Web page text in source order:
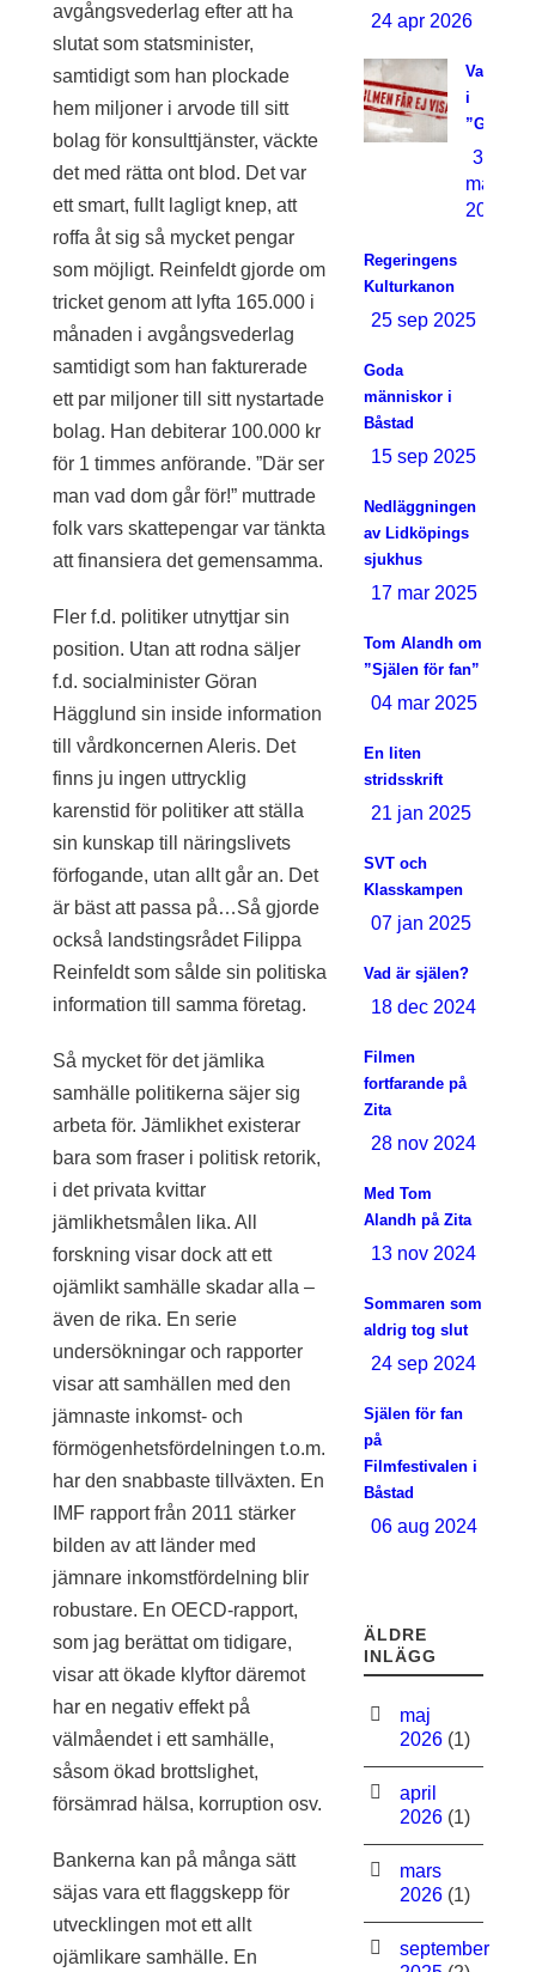
avgångsvederlag efter att ha
slutat som statsminister,
samtidigt som han plockade
hem miljoner i arvode till sitt
bolag för konsulttjänster, väckte
det med rätta ont blod. Det var
ett smart, fullt lagligt knep, att
roffa åt sig så mycket pengar
som möjligt. Reinfeldt gjorde om
tricket genom att lyfta 165.000 i
månaden i avgångsvederlag
samtidigt som han fakturerade
ett par miljoner till sitt nystartade
bolag. Han debiterar 100.000 kr
för 1 timmes anförande. ”Där ser
man vad dom går för!” muttrade
folk vars skattepengar var tänkta
att finansiera det gemensamma.
Fler f.d. politiker utnyttjar sin
position. Utan att rodna säljer
f.d. socialminister Göran
Hägglund sin inside information
till vårdkoncernen Aleris. Det
finns ju ingen uttrycklig
karenstid för politiker att ställa
sin kunskap till näringslivets
förfogande, utan allt går an. Det
är bäst att passa på…Så gjorde
också landstingsrådet Filippa
Reinfeldt som sålde sin politiska
information till samma företag.
Så mycket för det jämlika
samhälle politikerna säjer sig
arbeta för. Jämlikhet existerar
bara som fraser i politisk retorik,
i det privata kvittar
jämlikhetsmålen lika. All
forskning visar dock att ett
ojämlikt samhälle skadar alla –
även de rika. En serie
undersökningar och rapporter
visar att samhällen med den
jämnaste inkomst- och
förmögenhetsfördelningen t.o.m.
har den snabbaste tillväxten. En
IMF rapport från 2011 stärker
bilden av att länder med
jämnare inkomstfördelning blir
robustare. En OECD-rapport,
som jag berättat om tidigare,
visar att ökade klyftor däremot
har en negativ effekt på
välmåendet i ett samhälle,
såsom ökad brottslighet,
försämrad hälsa, korruption osv.
Bankerna kan på många sätt
säjas vara ett flaggskepp för
utvecklingen mot ett allt
ojämlikare samhälle. En
24 apr 2026
i
30
mar
2026
Regeringens
Kulturkanon
25 sep 2025
Goda
människor i
Båstad
15 sep 2025
Nedläggningen
av Lidköpings
sjukhus
17 mar 2025
Tom Alandh om
”Själen för fan”
04 mar 2025
En liten
stridsskrift
21 jan 2025
SVT och
Klasskampen
07 jan 2025
Vad är själen?
18 dec 2024
Filmen
fortfarande på
Zita
28 nov 2024
Med Tom
Alandh på Zita
13 nov 2024
Sommaren som
aldrig tog slut
24 sep 2024
Själen för fan
på
Filmfestivalen i
Båstad
06 aug 2024
ÄLDRE
INLÄGG
maj
2026 (1)
april
2026 (1)
mars
2026 (1)
september